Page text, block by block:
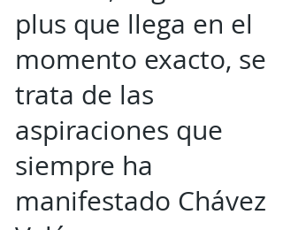
plus que llega en el
momento exacto, se
trata de las
aspiraciones que
siempre ha
manifestado Chávez